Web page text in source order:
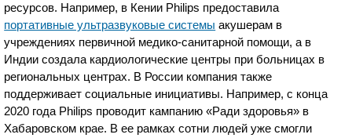
ресурсов. Например, в Кении Philips предоставила
портативные ультразвуковые системы акушерам в
учреждениях первичной медико-санитарной помощи, а в
Индии создала кардиологические центры при больницах в
региональных центрах. В России компания также
поддерживает социальные инициативы. Например, с конца
2020 года Philips проводит кампанию «Ради здоровья» в
Хабаровском крае. В ее рамках сотни людей уже смогли